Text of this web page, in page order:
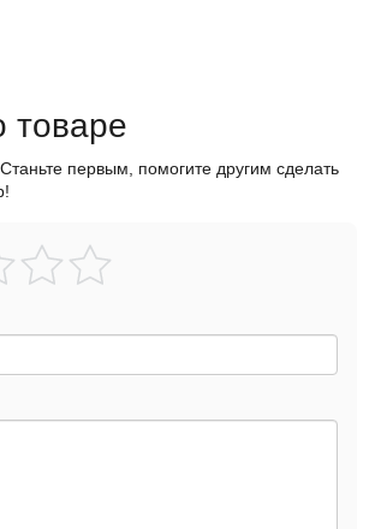
товаре
первым, помогите другим сделать